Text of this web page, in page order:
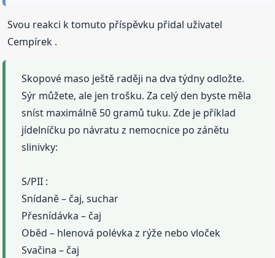
Svou reakci k tomuto příspěvku přidal uživatel
Cempírek .
Skopové maso ještě raději na dva týdny odložte.
Sýr můžete, ale jen trošku. Za celý den byste měla
sníst maximálně 50 gramů tuku. Zde je příklad
jídelníčku po návratu z nemocnice po zánětu
slinivky:
S/PII :
Snídaně – čaj, suchar
Přesnídávka – čaj
Oběd – hlenová polévka z rýže nebo vloček
Svačina – čaj